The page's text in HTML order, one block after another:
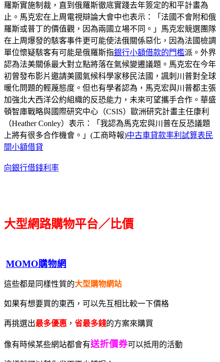
羅斯實施制裁，直到俄羅斯徹底實踐去年簽定的和平計畫為
止。馬克宏在上周電視辯論大會中也表示：「法國不會附和俄
羅斯或普丁的價值觀，因為兩國立場不同。」馬克宏競選團隊
在上周爆發的駭客事件更可能使法俄關係惡化，因為法國檢調
單位懷疑駭客有可能是俄羅斯指銀行小額借款的門檻派。外界
認為法美關係最大對立點將落在氣候變遷議題。馬克宏在今年
初曾發布影片邀請美國氣候科學家移民法國，諷刺川普對全球
暖化問題的輕蔑態度。但也有學者認為，馬克宏與川普都主張
加強北大西洋公約組織的反恐能力，未來可望攜手合作。華盛
頓智庫戰略與國際研究中心（CSIS）歐洲研究計畫主任康利
（Heather Conley）表示：「我認為馬克宏與川普在反恐議題
上將有很多合作機會。」(工商時報)中古車貸款率利試算表 民
間小額借貸
向銀行借錢利率
大型網路購物平台／比價
MOMO購物網
這些都是同樣性質的大型購物網站
如果有想要買的東西，可以先互相比較一下價格
再挑選出最多優惠 ， 省最多錢的方案來購買
像有時候某些網站都會有送折價券可以抵用的活動